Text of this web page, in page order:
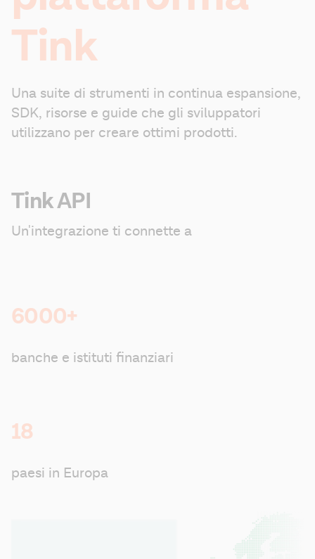
Tink
Una suite di strumenti in continua espansione,
SDK, risorse e guide che gli sviluppatori
utilizzano per creare ottimi prodotti.
Tink API
Un'integrazione ti connette a
6000+
banche e istituti finanziari
18
paesi in Europa